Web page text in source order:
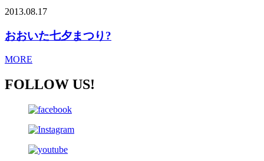
2013.08.17
おおいた七夕まつり?
MORE
FOLLOW US!